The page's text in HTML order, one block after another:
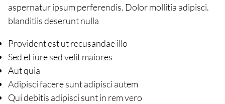
aspernatur ipsum perferendis. Dolor mollitia adipisci.
blanditiis deserunt nulla
Provident est ut recusandae illo
Sed et iure sed velit maiores
Aut quia
Adipisci facere sunt adipisci autem
Qui debitis adipisci sunt in rem vero